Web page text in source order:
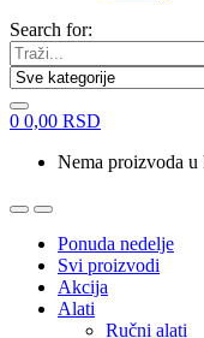
Search for:
0 0,00 RSD
Nema proizvoda u
Ponuda nedelje
Svi proizvodi
Akcija
Alati
Ručni alati